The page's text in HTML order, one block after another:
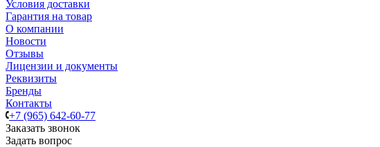
Условия доставки
Гарантия на товар
О компании
Новости
Отзывы
Лицензии и документы
Реквизиты
Бренды
Контакты
+7 (965) 642-60-77
Заказать звонок
Задать вопрос